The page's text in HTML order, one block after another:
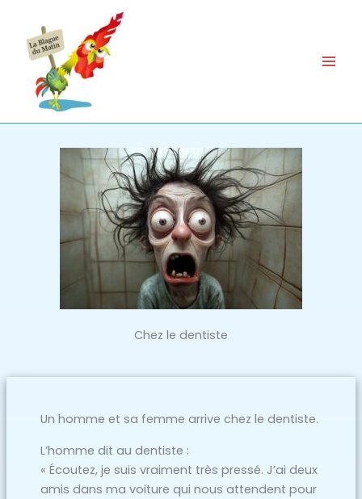
contenu
Chez le dentiste
Un homme et sa femme arrive chez le dentiste.
L’homme dit au dentiste :
« Écoutez, je suis vraiment très pressé. J’ai deux
amis dans ma voiture qui nous attendent pour